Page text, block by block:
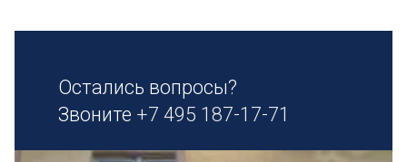
Остались вопросы?
Звоните +7 495 187-17-71